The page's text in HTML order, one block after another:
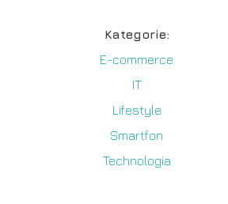
Kategorie:
E-commerce
IT
Lifestyle
Smartfon
Technologia